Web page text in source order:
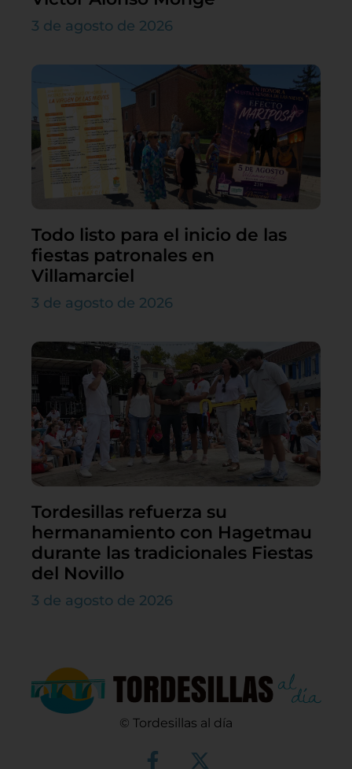
3 de agosto de 2026
Todo listo para el inicio de las
fiestas patronales en
Villamarciel
3 de agosto de 2026
Tordesillas refuerza su
hermanamiento con Hagetmau
durante las tradicionales Fiestas
del Novillo
3 de agosto de 2026
© Tordesillas al día